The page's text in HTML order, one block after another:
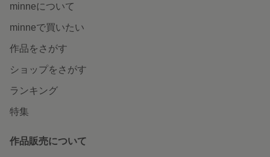
minneについて
minneで買いたい
作品をさがす
ショップをさがす
ランキング
特集
作品販売について